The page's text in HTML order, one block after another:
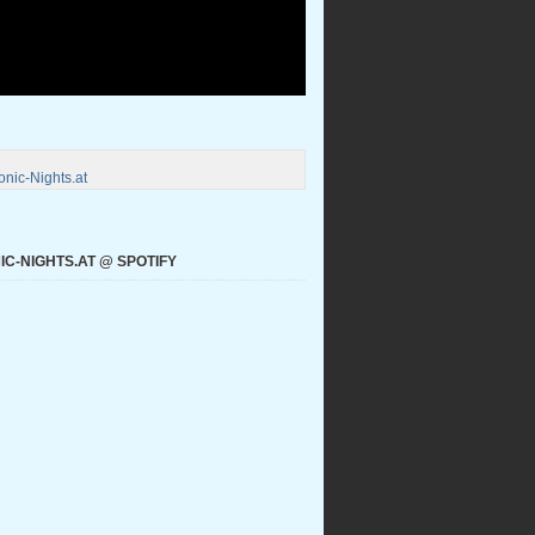
Nights.at
NIGHTS.AT @ SPOTIFY